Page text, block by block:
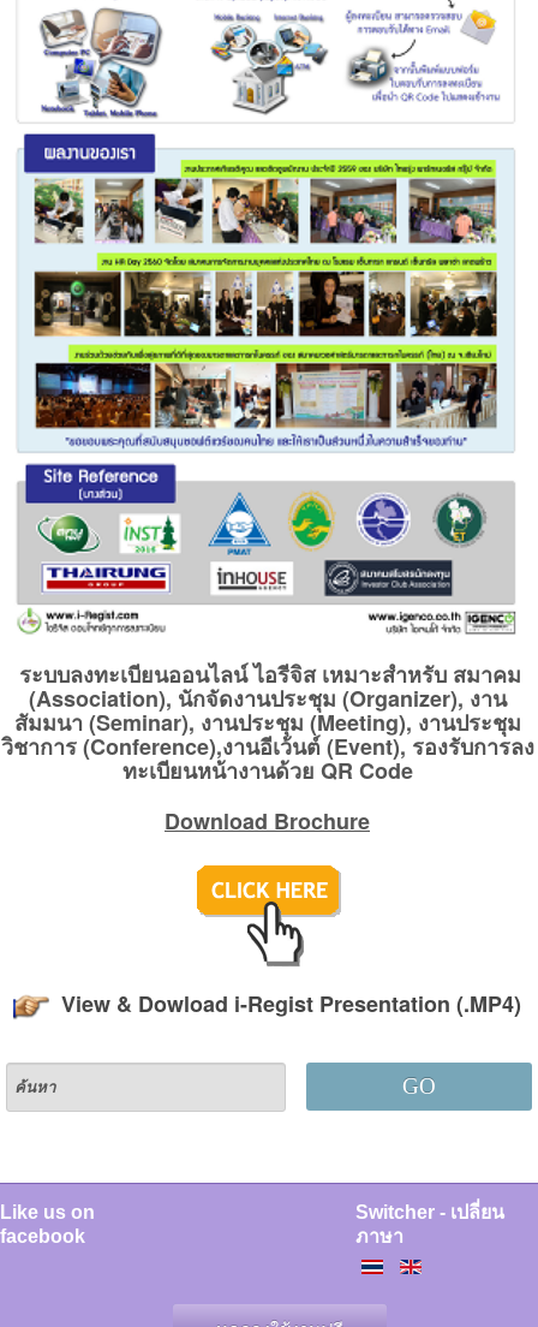
ระบบลงทะเบียนออนไลน์ ไอรีจิส เหมาะสำหรับ สมาคม
(Association), นักจัดงานประชุม (Organizer), งาน
สัมมนา (Seminar), งานประชุม (Meeting), งานประชุม
วิชาการ (Conference),งานอีเว้นต์ (Event), รองรับการลง
ทะเบียนหน้างานด้วย QR Code
Download Brochure
View & Dowload i-Regist Presentation (.MP4)
GO
Like us on
facebook
Switcher - เปลี่ยน
ภาษา